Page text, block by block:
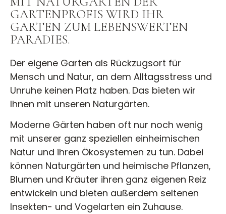
GARTENPROFIS WIRD IHR
GARTEN ZUM LEBENSWERTEN
PARADIES.
Der eigene Garten als Rückzugsort für
Mensch und Natur, an dem Alltagsstress und
Unruhe keinen Platz haben. Das bieten wir
Ihnen mit unseren Naturgärten.
Moderne Gärten haben oft nur noch wenig
mit unserer ganz speziellen einheimischen
Natur und ihren Ökosystemen zu tun. Dabei
können Naturgärten und heimische Pflanzen,
Blumen und Kräuter ihren ganz eigenen Reiz
entwickeln und bieten außerdem seltenen
Insekten- und Vogelarten ein Zuhause.